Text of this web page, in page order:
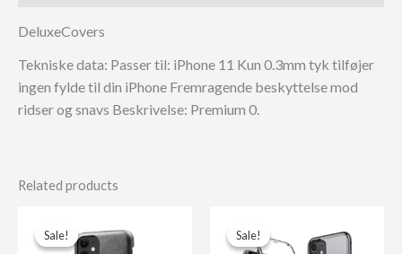
DeluxeCovers
Tekniske data: Passer til: iPhone 11 Kun 0.3mm tyk tilføjer
ingen fylde til din iPhone Fremragende beskyttelse mod
ridser og snavs Beskrivelse: Premium 0.
Related products
Sale!
Sale! Sale!
Sale!